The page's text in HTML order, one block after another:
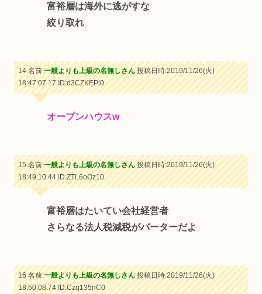
富裕層は海外に逃がすな
絞り取れ
14 名前:一般よりも上級の名無しさん投稿日時:2019/11/26(火)
18:47:07.17ID:d3CZKEPl0
オープンハウスw
15 名前:一般よりも上級の名無しさん投稿日時:2019/11/26(火)
18:49:10.44ID:ZTL6oOz10
富裕層はたいてい会社経営者
さらなる法人税減税がバーターだよ
16 名前:一般よりも上級の名無しさん投稿日時:2019/11/26(火)
18:50:08.74ID:Czq135nC0